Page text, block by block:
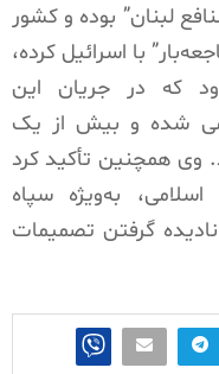
لبنان” بوده و کشور
با اسرائیل کرده،
که در جریان این
شده و بیش از یک
وی همچنین تأکید کرد
به‌ویژه سپاه
نادیده گرفتن تصمیمات